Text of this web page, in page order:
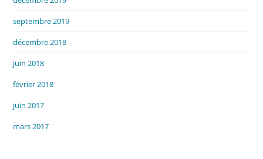
septembre 2019
décembre 2018
juin 2018
février 2018
juin 2017
mars 2017